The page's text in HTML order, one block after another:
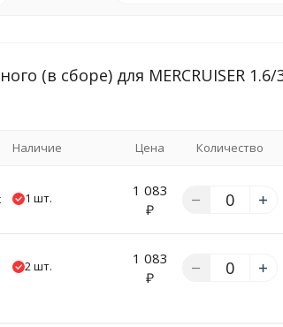
(в сборе) для MERCRUISER 1.6/
Наличие Цена Количество
1 шт.
1 083
₽
2 шт.
1 083
₽